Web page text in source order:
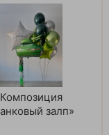
Композиция
залп»